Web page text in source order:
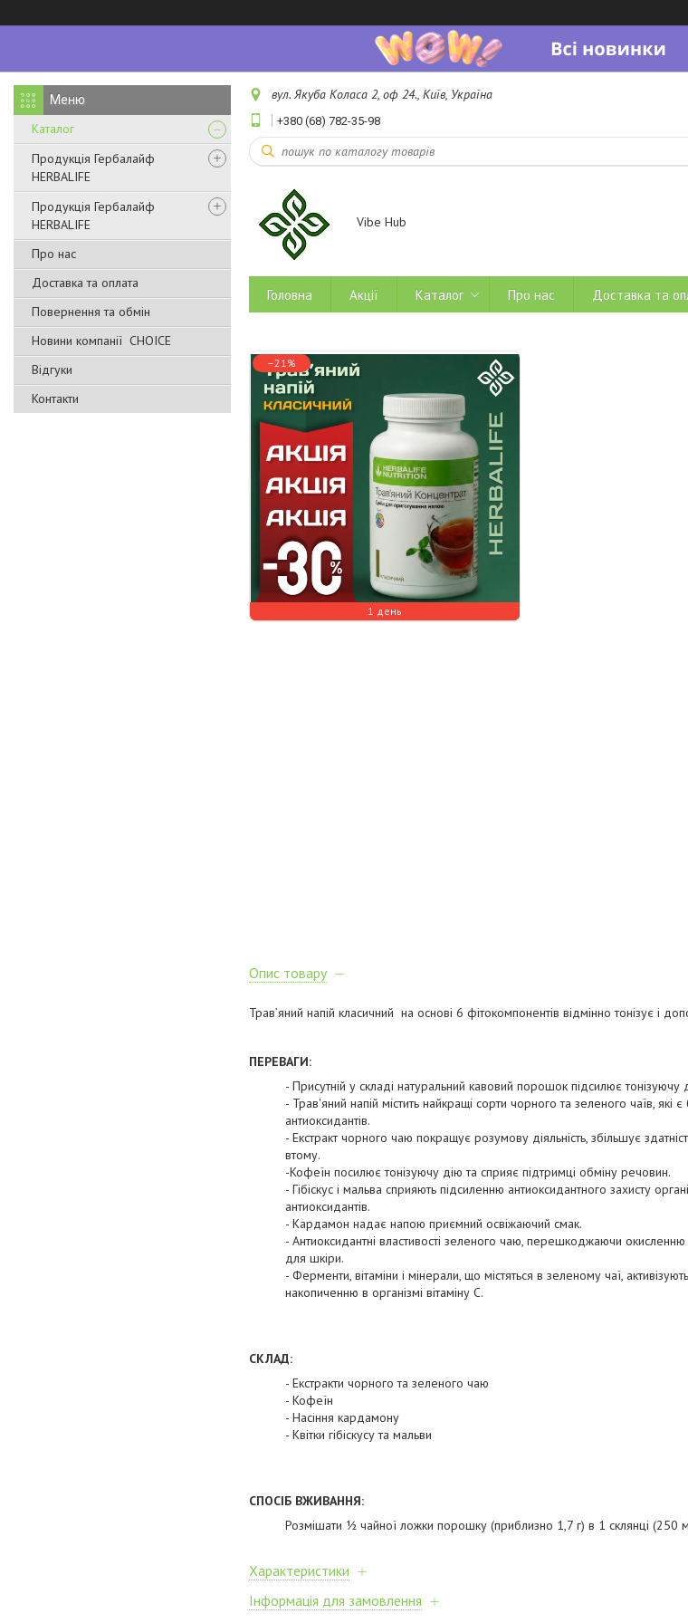
Каталог
Продукція Гербалайф
HERBALIFE
Продукція Гербалайф
HERBALIFE
Про нас
Доставка та оплата
Повернення та обмін
Новини компанії CHOICE
Відгуки
Контакти
вул. Якуба Коласа 2, оф 24., Київ, Україна
+380 (68) 782-35-98
Vibe Hub
Головна Акції Каталог Про нас Доставка та
–21%
1 день
Опис товару
Трав’яний напій класичний на основі 6 фітокомпонентів відмінно тонізує і
ПЕРЕВАГИ:
- Присутній у складі натуральний кавовий порошок підсилює
- Трав'яний напій містить найкращі сорти чорного та зеленого чаїв,
антиоксидантів.
- Екстракт чорного чаю покращує розумову діяльність, збільшує
втому.
-Кофеїн посилює тонізуючу дію та сприяє підтримці обміну речовин.
- Гібіскус і мальва сприяють підсиленню антиоксидантного захисту
антиоксидантів.
- Кардамон надає напою приємний освіжаючий смак.
- Антиоксидантні властивості зеленого чаю, перешкоджаючи окисленню
для шкіри.
- Ферменти, вітаміни і мінерали, що містяться в зеленому чаї,
накопиченню в організмі вітаміну С.
СКЛАД:
- Екстракти чорного та зеленого чаю
- Кофеїн
- Насіння кардамону
- Квітки гібіскусу та мальви
СПОСІБ ВЖИВАННЯ:
Розмішати ½ чайної ложки порошку (приблизно 1,7 г) в 1 склянці (250
Характеристики
Інформація для замовлення